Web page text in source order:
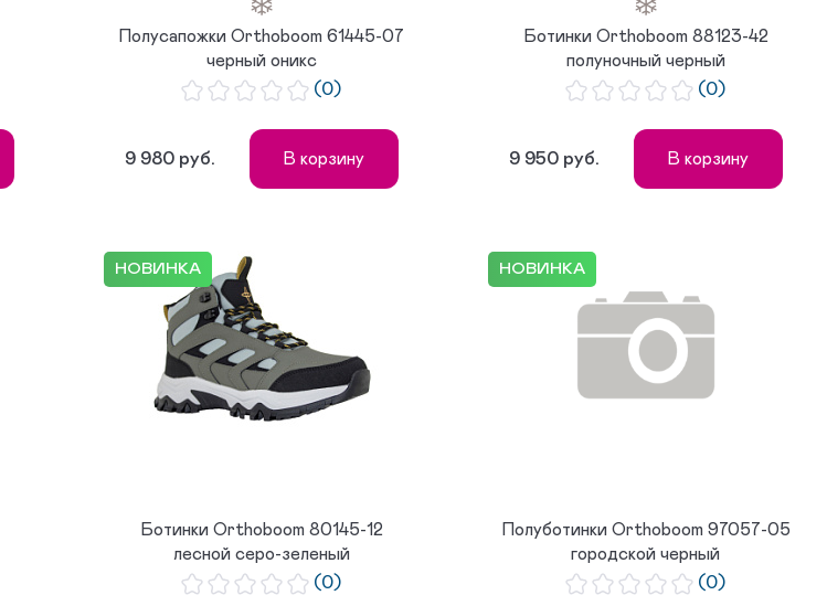
Полусапожки Orthoboom 61445-07
черный оникс
(0)
9 980 руб. В корзину
Ботинки Orthoboom 88123-42
полуночный черный
(0)
9 950 руб. В корзину
НОВИНКА
Ботинки Orthoboom 80145-12
лесной серо-зеленый
(0)
НОВИНКА
Полуботинки Orthoboom 97057-05
городской черный
(0)